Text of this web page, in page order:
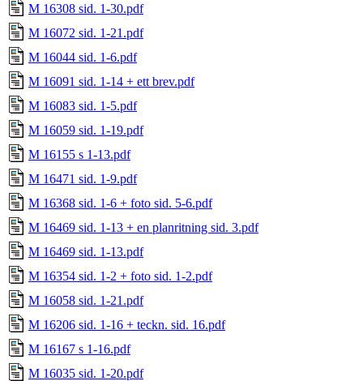
M 16308 sid. 1-30.pdf
M 16072 sid. 1-21.pdf
M 16044 sid. 1-6.pdf
M 16091 sid. 1-14 + ett brev.pdf
M 16083 sid. 1-5.pdf
M 16059 sid. 1-19.pdf
M 16155 s 1-13.pdf
M 16471 sid. 1-9.pdf
M 16368 sid. 1-6 + foto sid. 5-6.pdf
M 16469 sid. 1-13 + en planritning sid. 3.pdf
M 16469 sid. 1-13.pdf
M 16354 sid. 1-2 + foto sid. 1-2.pdf
M 16058 sid. 1-21.pdf
M 16206 sid. 1-16 + teckn. sid. 16.pdf
M 16167 s 1-16.pdf
M 16035 sid. 1-20.pdf